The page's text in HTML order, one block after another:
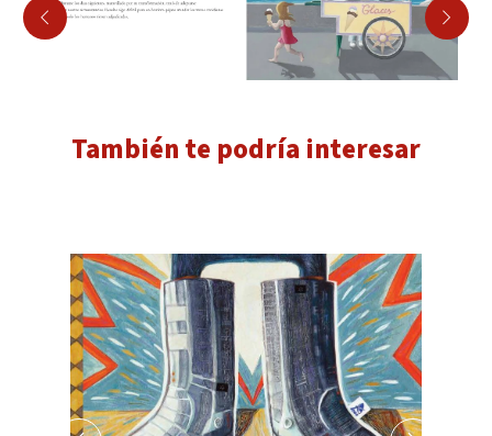
También te podría interesar